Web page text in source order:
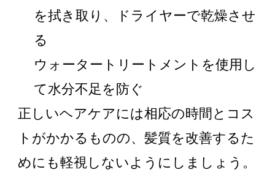
を拭き取り、ドライヤーで乾燥させ
る
ウォータートリートメントを使用し
て水分不足を防ぐ
正しいヘアケアには相応の時間とコス
トがかかるものの、髪質を改善するた
めにも軽視しないようにしましょう。